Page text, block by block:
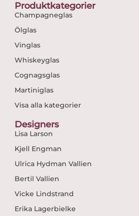
Produktkategorier
Champagneglas
Ölglas
Vinglas
Whiskeyglas
Cognagsglas
Martiniglas
Visa alla kategorier
Designers
Lisa Larson
Kjell Engman
Ulrica Hydman Vallien
Bertil Vallien
Vicke Lindstrand
Erika Lagerbielke